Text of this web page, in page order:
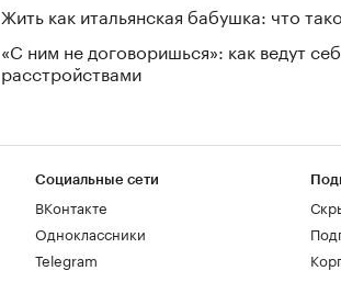
Жить как итальянская бабушка: что
«С ним не договоришься»: как ведут
расстройствами
Социальные сети
ВКонтакте
Одноклассники
Telegram